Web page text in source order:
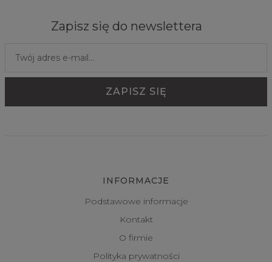
Zapisz się do newslettera
INFORMACJE
Podstawowe informacje
Kontakt
O firmie
Polityka prywatności